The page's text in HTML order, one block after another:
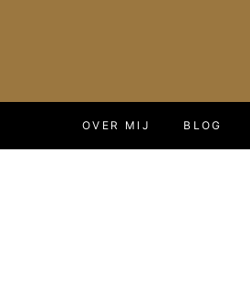
OVER MIJ BLOG